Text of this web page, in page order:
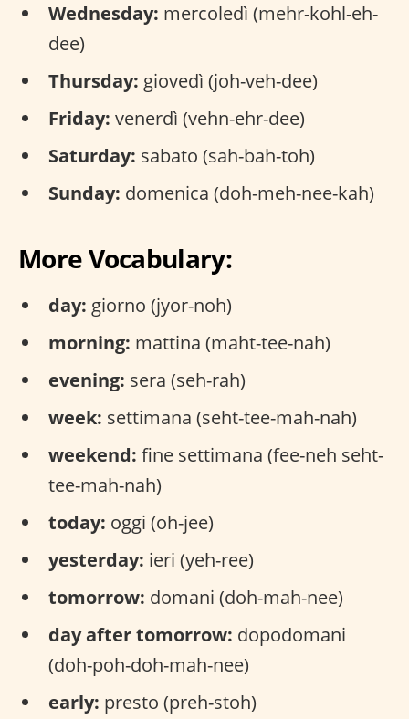
Wednesday: mercoledì (mehr-kohl-eh-
dee)
Thursday: giovedì (joh-veh-dee)
Friday: venerdì (vehn-ehr-dee)
Saturday: sabato (sah-bah-toh)
Sunday: domenica (doh-meh-nee-kah)
More Vocabulary:
day: giorno (jyor-noh)
morning: mattina (maht-tee-nah)
evening: sera (seh-rah)
week: settimana (seht-tee-mah-nah)
weekend: fine settimana (fee-neh seht-
tee-mah-nah)
today: oggi (oh-jee)
yesterday: ieri (yeh-ree)
tomorrow: domani (doh-mah-nee)
day after tomorrow: dopodomani
(doh-poh-doh-mah-nee)
early: presto (preh-stoh)